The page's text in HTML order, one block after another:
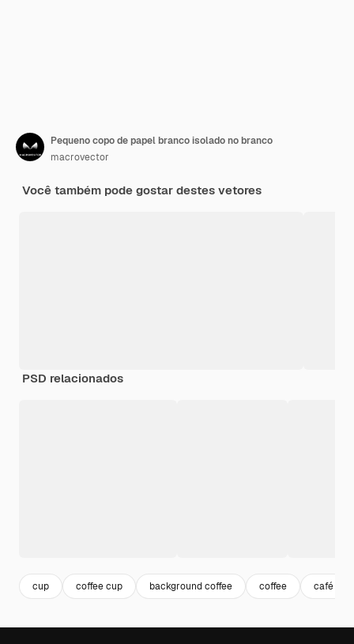
Pequeno copo de papel branco isolado no branco
macrovector
Você também pode gostar destes vetores
PSD relacionados
cup coffee cup background coffee coffee café